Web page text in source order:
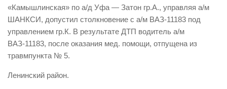
Фотогалерея
Обращения
Контакты
Вакансии
«Камышлинская» по а/д Уфа — Затон гр.А., управляя а/м
ШАНКСИ, допустил столкновение с а/м ВАЗ-11183 под
управлением гр.К. В результате ДТП водитель а/м
ВАЗ-11183, после оказания мед. помощи, отпущена из
травмпункта № 5.
Ленинский район.